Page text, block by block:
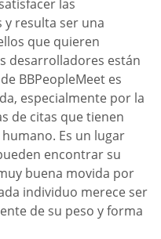
las
y resulta ser una
que quieren
desarrolladores están
BBPeopleMeet es
especialmente por la
de citas que tienen
Es un lugar
encontrar su
buena movida por
individuo merece ser
de su peso y forma